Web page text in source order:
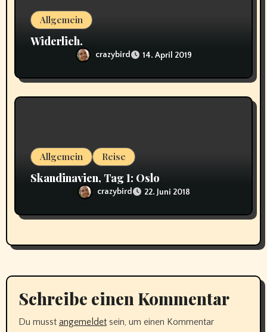
Allgemein
Widerlich.
crazybird 14. April 2019
Allgemein Reise
Skandinavien, Tag 1: Oslo
crazybird 22. Juni 2018
Schreibe einen Kommentar
Du musst angemeldetsein, um einen Kommentar